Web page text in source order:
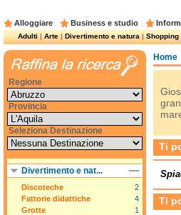
Alloggiare Business e studio
Adulti|Arte|Divertimento e natura|Shopping
Home
Ti
Ti
Regione
Provincia
Seleziona Destinazione
Divertimento e nat...
Discoteche
2
Fattorie didattiche
4
Grotte
1